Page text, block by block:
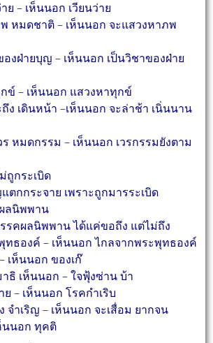
ย – เห็นนอก เวียนว่าย
หมดชาติ – เห็นนอก จะแสวงหาภพ
องฝ่ายบุญ – เห็นนอก เป็นวิชาของฝ่าย
ข์ – เห็นนอก แสวงหาทุกข์
ถึง เดินหน้า –เห็นนอก จะล่าช้า เนิ่นนาน
ร หมดกรรม – เห็นนอก เวรกรรมยังตาม
ถูกระเบิด
ตกกระจาย เพราะถูกมารระเบิด
ลนิพพาน
รคผลนิพพาน ได้แค่ขอถึง แต่ไม่ถึง
ทธองค์ – เห็นนอก ไกลจากพระพุทธองค์
เห็นนอก ของเก๊
ธิ เห็นนอก – ใจฟุ้งซ่าน บ้า
– เห็นนอก โรคกำเริบ
จำเริญ – เห็นนอก จะเสื่อม ยากจน
นนอก ทุคติ